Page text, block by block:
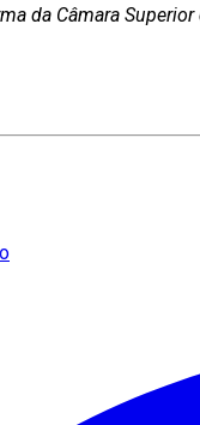
da Câmara Superior